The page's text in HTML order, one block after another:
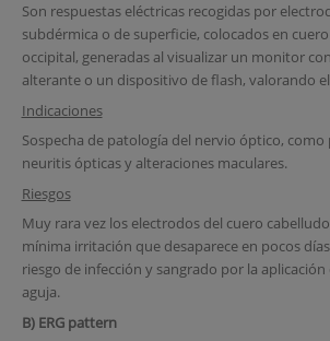
Son respuestas eléctricas recogidas por
subdérmica o de superficie, colocados en
occipital, generadas al visualizar un monitor
alterante o un dispositivo de flash, valorando
Indicaciones
Sospecha de patología del nervio óptico, como
neuritis ópticas y alteraciones maculares.
Riesgos
Muy rara vez los electrodos del cuero
mínima irritación que desaparece en pocos
riesgo de infección y sangrado por la
aguja.
B) ERG pattern